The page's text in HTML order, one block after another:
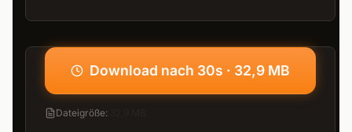
Download nach 30s · 32,9 MB
Dateigröße: